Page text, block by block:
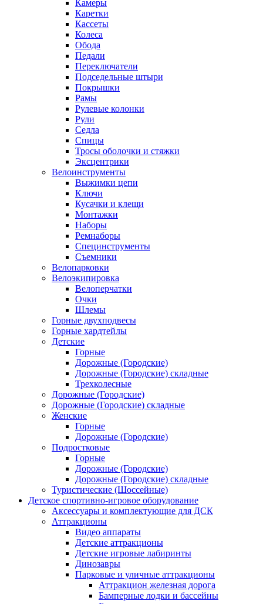
Камеры
Каретки
Кассеты
Колеса
Обода
Педали
Переключатели
Подседельные штыри
Покрышки
Рамы
Рулевые колонки
Рули
Седла
Спицы
Тросы оболочки и стяжки
Эксцентрики
Велоинструменты
Выжимки цепи
Ключи
Кусачки и клещи
Монтажки
Наборы
Ремнаборы
Специнструменты
Съемники
Велопарковки
Велоэкипировка
Велоперчатки
Очки
Шлемы
Горные двухподвесы
Горные хардтейлы
Детские
Горные
Дорожные (Городские)
Дорожные (Городские) складные
Трехколесные
Дорожные (Городские)
Дорожные (Городские) складные
Женские
Горные
Дорожные (Городские)
Подростковые
Горные
Дорожные (Городские)
Дорожные (Городские) складные
Туристические (Шоссейные)
Детское спортивно-игровое оборудование
Аксессуары и комплектующие для ДСК
Аттракционы
Видео аппараты
Детские аттракционы
Детские игровые лабиринты
Динозавры
Парковые и уличные аттракционы
Аттракцион железная дорога
Бамперные лодки и бассейны